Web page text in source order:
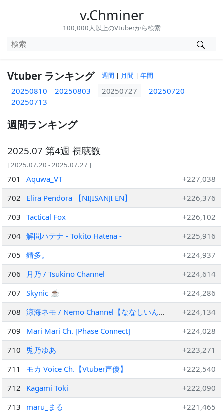
v.Chminer
100,000人以上のVtuberから検索
Vtuber ランキング 週間 | 月間 | 年間
20250810 20250803 20250727
20250720
20250713
週間ランキング
2025.07 第4週 視聴数
[ 2025.07.20 - 2025.07.27 ]
701 Aquwa_VT
+227,038
702
Elira Pendora 【NIJISANJI EN】
+226,376
703
Tactical Fox
+226,102
704 解問ハテナ - Tokito Hatena -
+225,916
705
錆多。
+224,937
706
月乃 / Tsukino Channel
+224,614
707
Skynic ☕
+224,286
708
涼海ネモ / Nemo Channel【ななしいん
く】
+224,134
709
Mari Mari Ch. [Phase Connect]
+224,028
710
兎乃ゆあ
+223,271
711
モカ Voice Ch.【Vtuber声優】
+222,540
712
Kagami Toki
+222,090
713
maru_まる
+221,465